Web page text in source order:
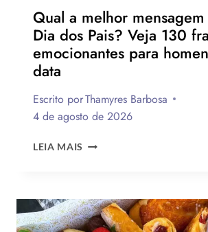
Qual a melhor
Dia dos Pais? Veja 130
emocionantes para
data
Escrito porThamyres Barbosa
4 de agosto de 2026
LEIA MAIS QUAL
PARA
O
DIA